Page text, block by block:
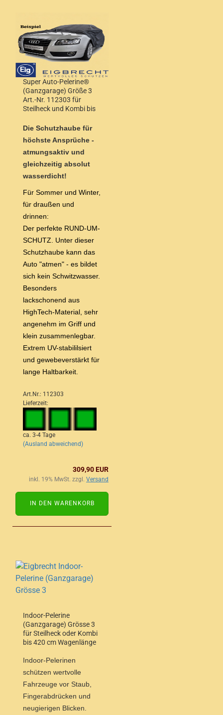
Super Auto-Pelerine®
(Ganzgarage) Größe 3
Art.-Nr. 112303 für
Steilheck und Kombi bis
Die Schutzhaube für
höchste Ansprüche -
atmungsaktiv und
gleichzeitig absolut
wasserdicht!
Für Sommer und Winter,
für draußen und
drinnen:
Der perfekte RUND-UM-
SCHUTZ. Unter dieser
Schutzhaube kann das
Auto "atmen" - es bildet
sich kein Schwitzwasser.
Besonders
lackschonend aus
HighTech-Material, sehr
angenehm im Griff und
klein zusammenlegbar.
Extrem UV-stabililsiert
und gewebeverstärkt für
lange Haltbarkeit.
Art.Nr.: 112303
Lieferzeit:
ca. 3-4 Tage
(Ausland abweichend)
309,90 EUR
inkl. 19% MwSt. zzgl. Versand
IN DEN WARENKORB
Indoor-Pelerine
(Ganzgarage) Grösse 3
für Steilheck oder Kombi
bis 420 cm Wagenlänge
Indoor-Pelerinen
schützen wertvolle
Fahrzeuge vor Staub,
Fingerabdrücken und
neugierigen Blicken.